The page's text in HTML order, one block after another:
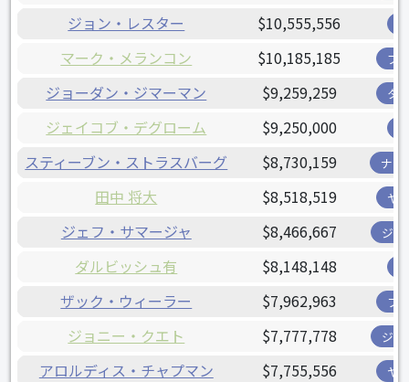
ジョン・レスター $10,555,556
マーク・メランコン $10,185,185 ブ
ジョーダン・ジマーマン $9,259,259 タ
ジェイコブ・デグローム $9,250,000
スティーブン・ストラスバーグ $8,730,159 ナシ
田中 将大 $8,518,519 ヤ
ジェフ・サマージャ $8,466,667 ジャ
ダルビッシュ有 $8,148,148
ザック・ウィーラー $7,962,963 フ
ジョニー・クエト $7,777,778 ジャ
アロルディス・チャプマン $7,755,556 ヤ